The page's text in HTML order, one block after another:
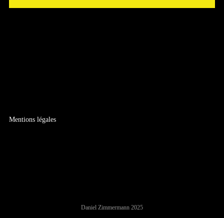
Mentions légales
Daniel Zimmermann 2025